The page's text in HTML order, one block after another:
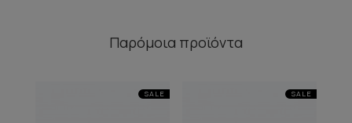
Παρόμοια προϊόντα
SALE SALE